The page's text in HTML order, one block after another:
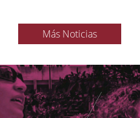
Más Noticias